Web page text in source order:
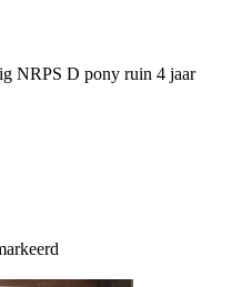
NRPS D pony ruin 4 jaar